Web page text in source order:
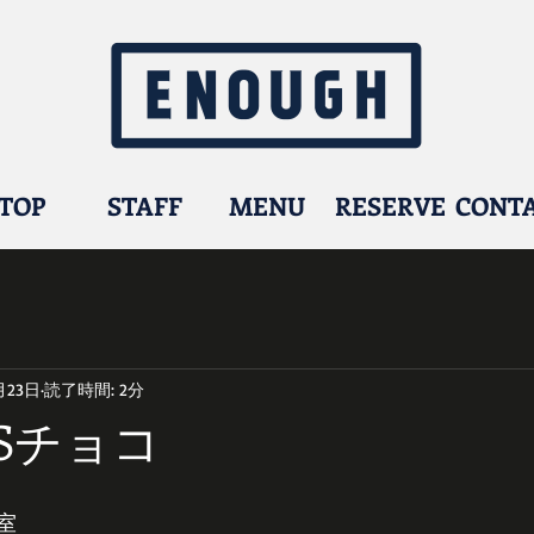
STAFF MENU RESERVE
チョコ
23日 読了時間: 2分